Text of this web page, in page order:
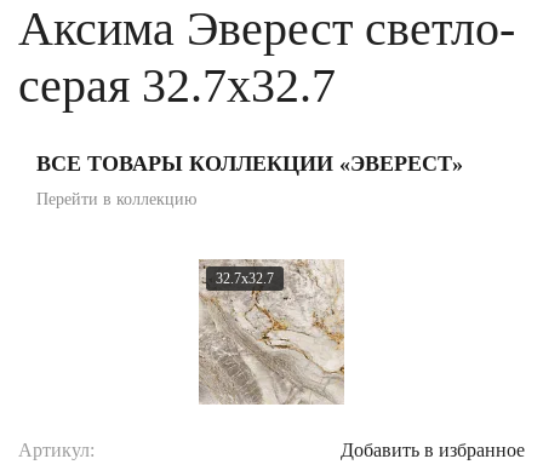
Аксима Эверест светло-
серая 32.7x32.7
ВСЕ ТОВАРЫ КОЛЛЕКЦИИ «ЭВЕРЕСТ»
Перейти в коллекцию
32.7x32.7
Артикул: Добавить в избранное